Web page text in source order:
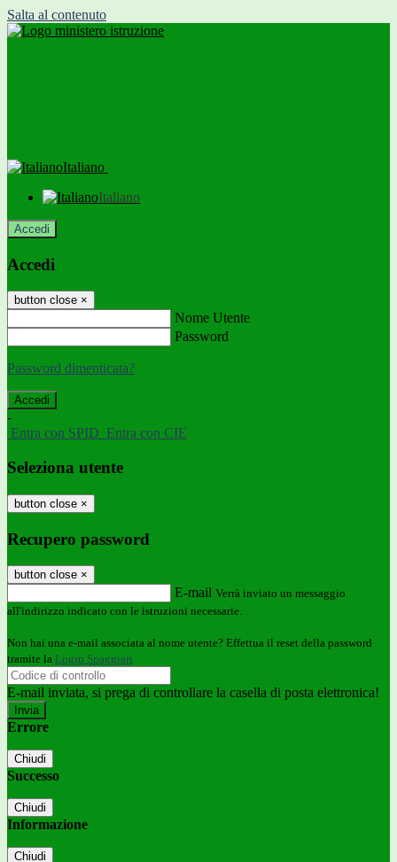
Salta al contenuto
Italiano
Italiano
Accedi
Accedi
button close ×
Nome Utente
Password
Password dimenticata?
-
Entra con SPID Entra con CIE
Seleziona utente
button close ×
Recupero password
button close ×
E-mail Verrà inviato un messaggio
all'indirizzo indicato con le istruzioni necessarie.
Non hai una e-mail associata al nome utente? Effettua il reset della password
tramite la Login Spaggiari
E-mail inviata, si prega di controllare la casella di posta elettronica!
Errore
Chiudi
Successo
Chiudi
Informazione
Chiudi